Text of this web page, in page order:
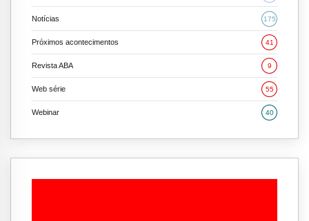
Notícias 175
Próximos acontecimentos 41
Revista ABA 9
Web série 55
Webinar 40